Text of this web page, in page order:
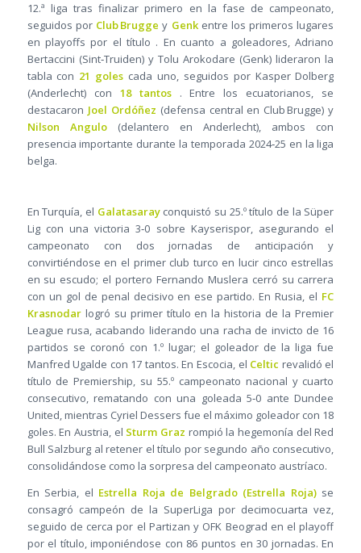
12.ª liga tras finalizar primero en la fase de campeonato,
seguidos por Club Brugge y Genkentre los primeros lugares
en playoffs por el título . En cuanto a goleadores, Adriano
Bertaccini (Sint‑Truiden) y Tolu Arokodare (Genk) lideraron la
tabla con 21 goles cada uno, seguidos por Kasper Dolberg
(Anderlecht) con 18 tantos. Entre los ecuatorianos, se
destacaron Joel Ordóñez (defensa central en Club Brugge) y
Nilson Angulo(delantero en Anderlecht), ambos con
presencia importante durante la temporada 2024‑25 en la liga
belga.
En Turquía, el Galatasarayconquistó su 25.º título de la Süper
Lig con una victoria 3‑0 sobre Kayserispor, asegurando el
campeonato con dos jornadas de anticipación y
convirtiéndose en el primer club turco en lucir cinco estrellas
en su escudo; el portero Fernando Muslera cerró su carrera
con un gol de penal decisivo en ese partido. En Rusia, el FC
Krasnodarlogró su primer título en la historia de la Premier
League rusa, acabando liderando una racha de invicto de 16
partidos se coronó con 1.º lugar; el goleador de la liga fue
Manfred Ugalde con 17 tantos. En Escocia, el Celtic revalidó el
título de Premiership, su 55.º campeonato nacional y cuarto
consecutivo, rematando con una goleada 5‑0 ante Dundee
United, mientras Cyriel Dessers fue el máximo goleador con 18
goles. En Austria, el Sturm Graz rompió la hegemonía del Red
Bull Salzburg al retener el título por segundo año consecutivo,
consolidándose como la sorpresa del campeonato austríaco.
En Serbia, el Estrella Roja de Belgrado (Estrella Roja)se
consagró campeón de la SuperLiga por decimocuarta vez,
seguido de cerca por el Partizan y OFK Beograd en el playoff
por el título, imponiéndose con 86 puntos en 30 jornadas. En